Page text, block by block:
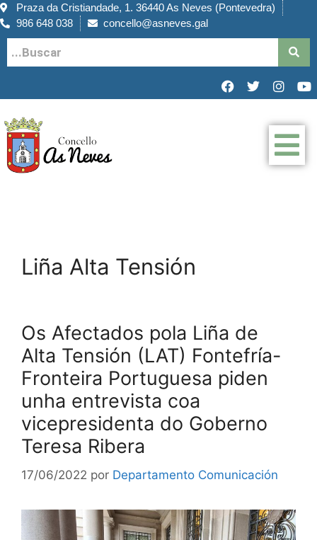
Praza da Cristiandade, 1. 36440 As Neves (Pontevedra)
986 648 038
concello@asneves.gal
Liña Alta Tensión
Os Afectados pola Liña de
Alta Tensión (LAT) Fontefría-
Fronteira Portuguesa piden
unha entrevista coa
vicepresidenta do Goberno
Teresa Ribera
17/06/2022 por Departamento Comunicación